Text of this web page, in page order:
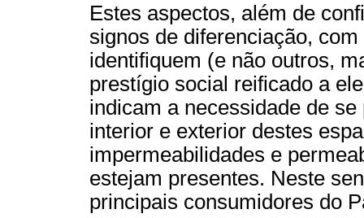
Estes aspectos, além de
signos de diferenciação,
identifiquem (e não outros,
prestígio social reificado a
indicam a necessidade de
interior e exterior destes
impermeabilidades e
estejam presentes. Neste
principais consumidores do